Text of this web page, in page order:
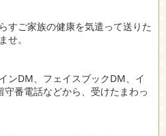
すご家族の健康を気遣って送りた
せ。
ンDM、フェイスブックDM、イ
番電話などから、受けたまわっ